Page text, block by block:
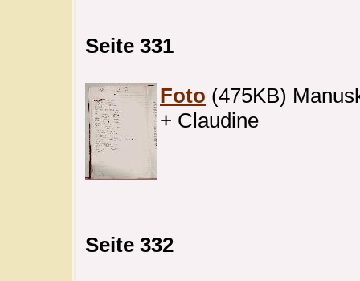
Seite 331
Foto (475KB)
+ Claudine
Seite 332